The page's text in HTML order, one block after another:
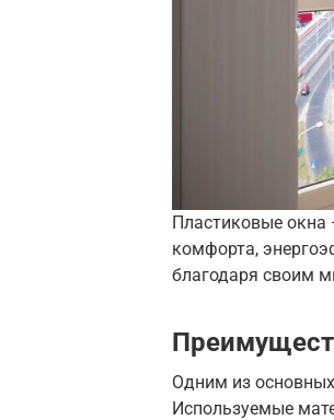
Пластиковые окна
комфорта,
благодаря своим
Одним из
Используемые